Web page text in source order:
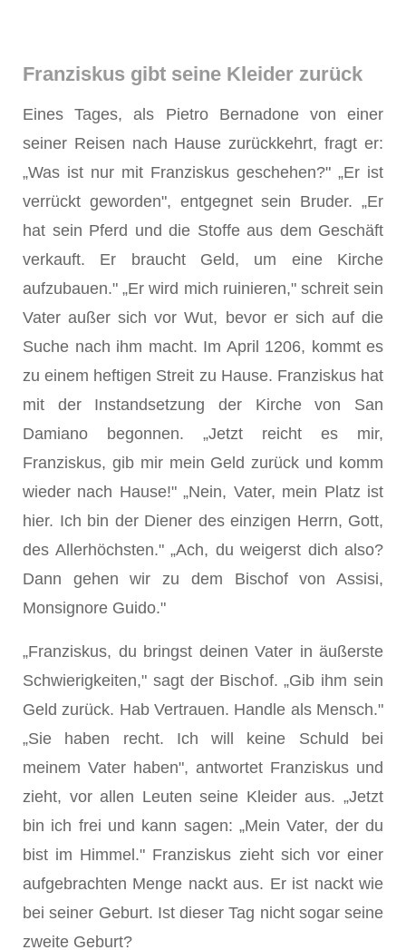
Franziskus gibt seine Kleider zurück
Eines Tages, als Pietro Bernadone von einer
seiner Reisen nach Hause zurückkehrt, fragt er:
„Was ist nur mit Franziskus geschehen?" „Er ist
verrückt geworden", entgegnet sein Bruder. „Er
hat sein Pferd und die Stoffe aus dem Geschäft
verkauft. Er braucht Geld, um eine Kirche
aufzubauen." „Er wird mich ruinieren," schreit sein
Vater außer sich vor Wut, bevor er sich auf die
Suche nach ihm macht. Im April 1206, kommt es
zu einem heftigen Streit zu Hause. Franziskus hat
mit der Instandsetzung der Kirche von San
Damiano begonnen. „Jetzt reicht es mir,
Franziskus, gib mir mein Geld zurück und komm
wieder nach Hause!" „Nein, Vater, mein Platz ist
hier. Ich bin der Diener des einzigen Herrn, Gott,
des Allerhöchsten." „Ach, du weigerst dich also?
Dann gehen wir zu dem Bischof von Assisi,
Monsignore Guido."
„Franziskus, du bringst deinen Vater in äußerste
Schwierigkeiten," sagt der Bischof. „Gib ihm sein
Geld zurück. Hab Vertrauen. Handle als Mensch."
„Sie haben recht. Ich will keine Schuld bei
meinem Vater haben", antwortet Franziskus und
zieht, vor allen Leuten seine Kleider aus. „Jetzt
bin ich frei und kann sagen: „Mein Vater, der du
bist im Himmel." Franziskus zieht sich vor einer
aufgebrachten Menge nackt aus. Er ist nackt wie
bei seiner Geburt. Ist dieser Tag nicht sogar seine
zweite Geburt?